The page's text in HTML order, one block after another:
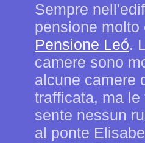
Sempre
pensione
Pensione Leó.
camere sono
alcune camere
trafficata, ma
sente nessun
al ponte